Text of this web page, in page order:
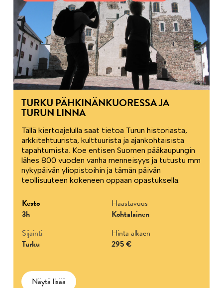
TURKU PÄHKINÄNKUORESSA JA
TURUN LINNA
Tällä kiertoajelulla saat tietoa Turun historiasta,
arkkitehtuurista, kulttuurista ja ajankohtaisista
tapahtumista. Koe entisen Suomen pääkaupungin
lähes 800 vuoden vanha menneisyys ja tutustu mm
nykypäivän yliopistoihin ja tämän päivän
teollisuuteen kokeneen oppaan opastuksella.
Kesto
3h
Haastavuus
Kohtalainen
Sijainti
Turku
Hinta alkaen
295 €
Näytä lisää